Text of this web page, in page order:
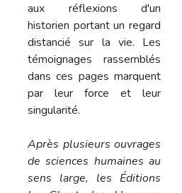
aux réflexions d'un
historien portant un regard
distancié sur la vie. Les
témoignages rassemblés
dans ces pages marquent
par leur force et leur
singularité.
Après plusieurs ouvrages
de sciences humaines au
sens large, les Éditions